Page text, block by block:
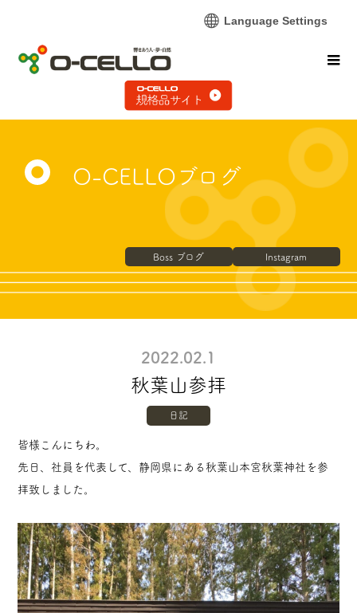
O-CELLOブログ
Boss ブログ Instagram
2022.02.1
秋葉山参拝
日記
皆様こんにちわ。
先日、社員を代表して、静岡県にある秋葉山本宮秋葉神社を参
拝致しました。
Language Settings